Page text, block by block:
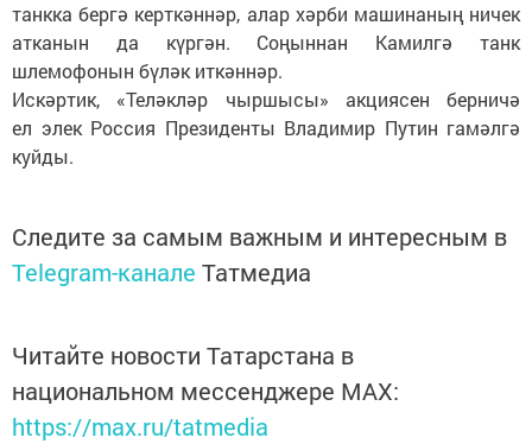
танкка бергә керткәннәр, алар хәрби машинаның ничек
атканын да күргән. Соңыннан Камилгә танк
шлемофонын бүләк иткәннәр.
Искәртик, «Теләкләр чыршысы» акциясен берничә
ел элек Россия Президенты Владимир Путин гамәлгә
куйды.
Следите за самым важным и интересным в
Telegram-канале Татмедиа
Читайте новости Татарстана в
национальном мессенджере MАХ:
https://max.ru/tatmedia